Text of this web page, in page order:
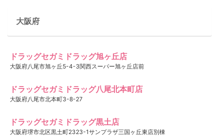
大阪府
ドラッグセガミドラッグ旭ヶ丘店
大阪府八尾市旭ヶ丘5-4-3関西スーパー旭ヶ丘店前
ドラッグセガミドラッグ八尾北本町店
大阪府八尾市北本町3-8-27
ドラッグセガミドラッグ黒土店
大阪府堺市北区黒土町2323-1サンプラザ三国ヶ丘東店別棟